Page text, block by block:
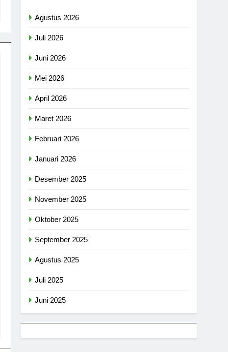
Agustus 2026
Juli 2026
Juni 2026
Mei 2026
April 2026
Maret 2026
Februari 2026
Januari 2026
Desember 2025
November 2025
Oktober 2025
September 2025
Agustus 2025
Juli 2025
Juni 2025